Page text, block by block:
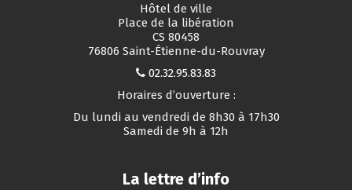
Hôtel de ville
Place de la libération
CS 80458
76806 Saint-Étienne-du-Rouvray
02.32.95.83.83
Horaires d’ouverture :
Du lundi au vendredi de 8h30 à 17h30
Samedi de 9h à 12h
La lettre d’info